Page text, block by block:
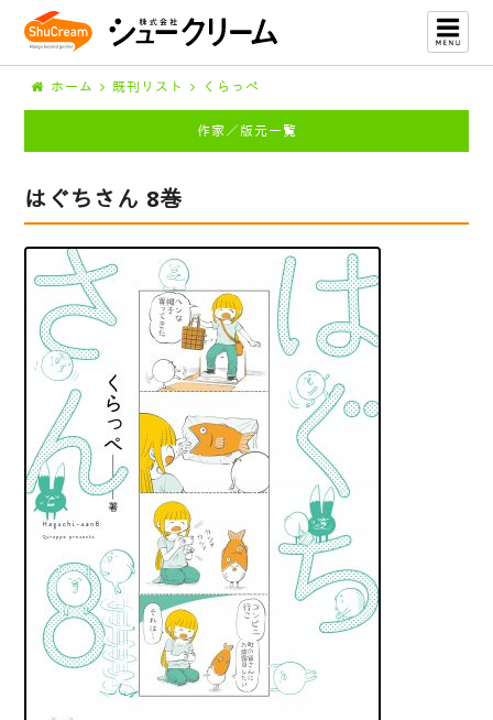
ホーム 既刊リスト くらっぺ
作家／版元一覧
はぐちさん 8巻